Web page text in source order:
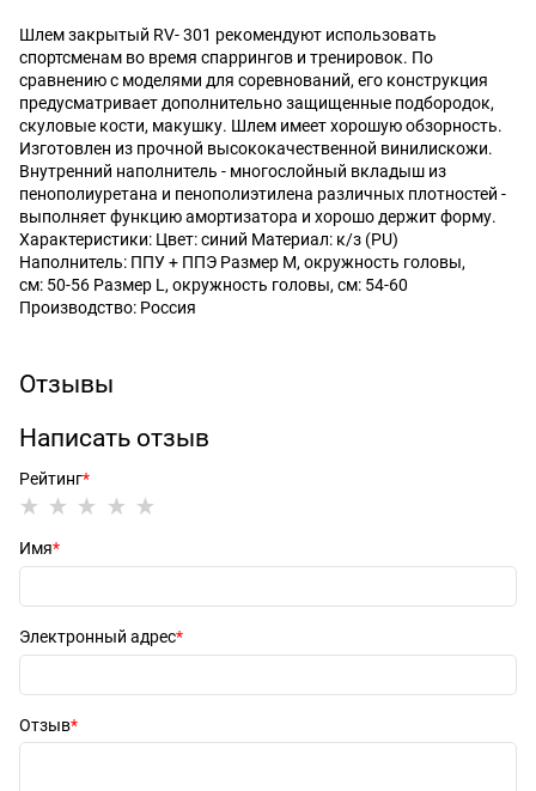
Шлем закрытый RV- 301 рекомендуют использовать
спортсменам во время спаррингов и тренировок. По
сравнению с моделями для соревнований, его конструкция
предусматривает дополнительно защищенные подбородок,
скуловые кости, макушку. Шлем имеет хорошую обзорность.
Изготовлен из прочной высококачественной винилискожи.
Внутренний наполнитель - многослойный вкладыш из
пенополиуретана и пенополиэтилена различных плотностей -
выполняет функцию амортизатора и хорошо держит форму.
Характеристики: Цвет: синий Материал: к/з (PU)
Наполнитель: ППУ + ППЭ Размер М, окружность головы,
см: 50-56 Размер L, окружность головы, см: 54-60
Производство: Россия
Отзывы
Написать отзыв
Рейтинг
Имя
Электронный адрес
Отзыв